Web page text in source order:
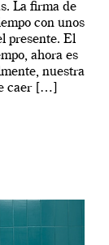
La firma de
con unos
presente. El
ahora es
nuestra
caer […]